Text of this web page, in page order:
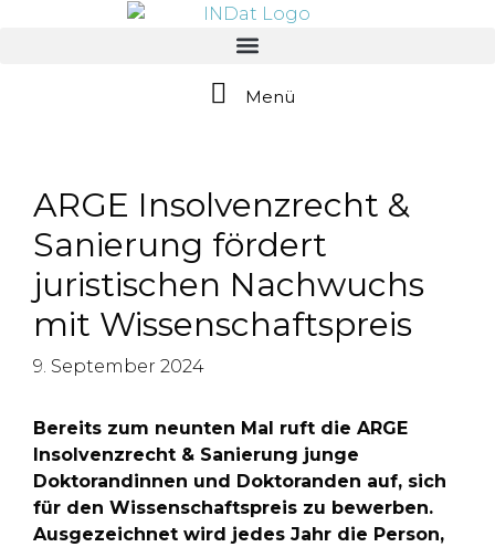
Menü
ARGE Insolvenzrecht &
Sanierung fördert
juristischen Nachwuchs
mit Wissenschaftspreis
9. September 2024
Bereits zum neunten Mal ruft die ARGE
Insolvenzrecht & Sanierung junge
Doktorandinnen und Doktoranden auf, sich
für den Wissenschaftspreis zu bewerben.
Ausgezeichnet wird jedes Jahr die Person,